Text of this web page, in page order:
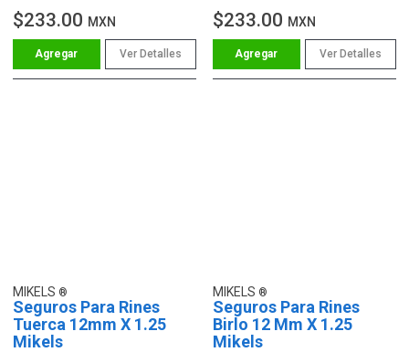
$233.00 MXN
Ver Detalles
$233.00 MXN
Ver Detalles
MIKELS
Seguros Para Rines
Tuerca 12mm X 1.25
Mikels
MIKELS
Seguros Para Rines
Birlo 12 Mm X 1.25
Mikels